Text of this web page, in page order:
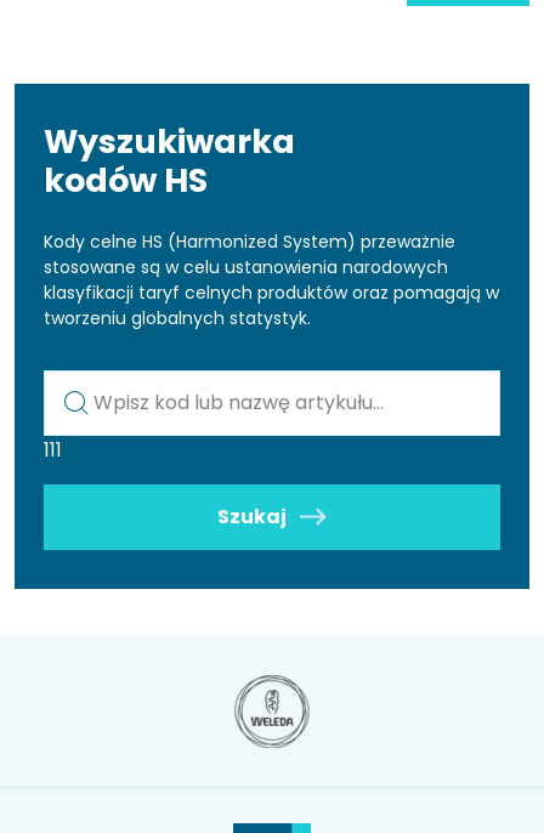
Wyszukiwarka
kodów HS
Kody celne HS (Harmonized System) przeważnie
stosowane są w celu ustanowienia narodowych
klasyfikacji taryf celnych produktów oraz pomagają w
tworzeniu globalnych statystyk.
111
Szukaj